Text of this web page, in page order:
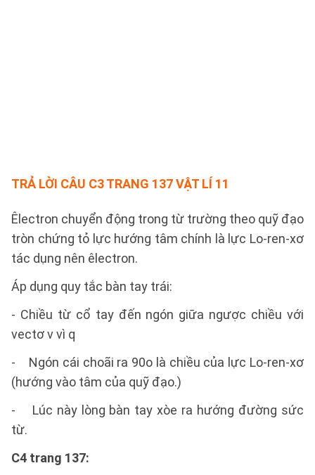
TRẢ LỜI CÂU C3 TRANG 137 VẬT LÍ 11
Êlectron chuyển động trong từ trường theo quỹ đạo
tròn chứng tỏ lực hướng tâm chính là lực Lo-ren-xơ
tác dụng nên êlectron.
Áp dụng quy tắc bàn tay trái:
- Chiều từ cổ tay đến ngón giữa ngược chiều với
vectơ v vì q
- Ngón cái choãi ra 90o là chiều của lực Lo-ren-xơ
(hướng vào tâm của quỹ đạo.)
- Lúc này lòng bàn tay xòe ra hướng đường sức
từ.
C4 trang 137​​​​​​​: